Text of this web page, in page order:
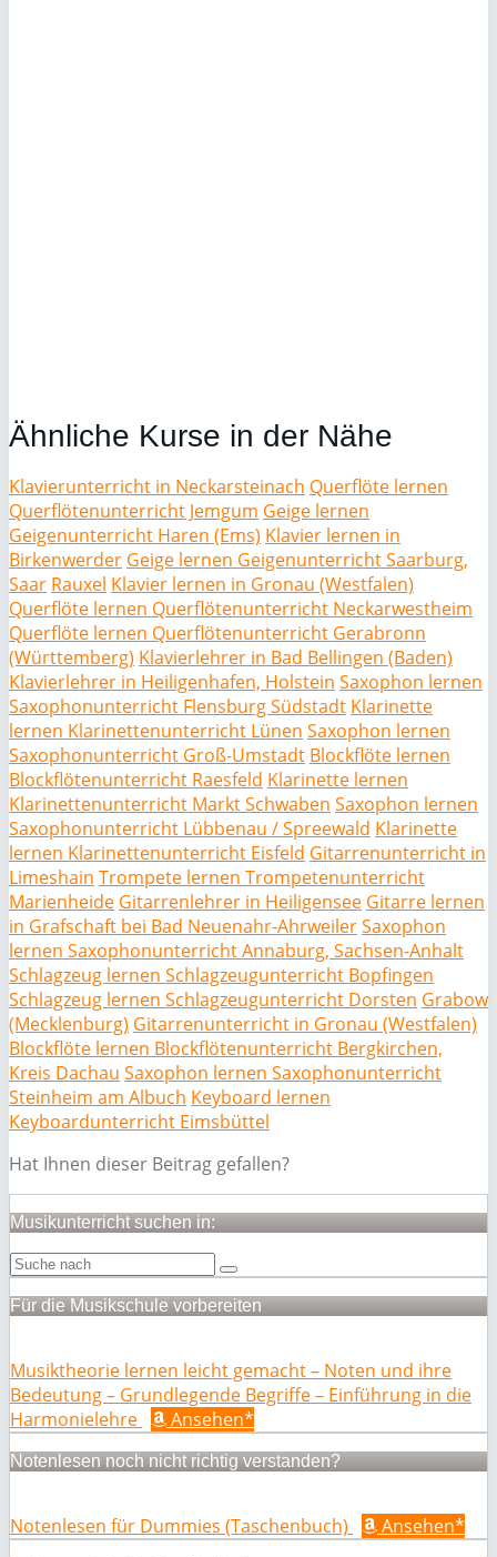
Ähnliche Kurse in der Nähe
Klavierunterricht in Neckarsteinach Querflöte lernen
Querflötenunterricht Jemgum Geige lernen
Geigenunterricht Haren (Ems) Klavier lernen in
Birkenwerder Geige lernen Geigenunterricht Saarburg,
Saar Rauxel Klavier lernen in Gronau (Westfalen)
Querflöte lernen Querflötenunterricht Neckarwestheim
Querflöte lernen Querflötenunterricht Gerabronn
(Württemberg) Klavierlehrer in Bad Bellingen (Baden)
Klavierlehrer in Heiligenhafen, Holstein Saxophon lernen
Saxophonunterricht Flensburg Südstadt Klarinette
lernen Klarinettenunterricht Lünen Saxophon lernen
Saxophonunterricht Groß-Umstadt Blockflöte lernen
Blockflötenunterricht Raesfeld Klarinette lernen
Klarinettenunterricht Markt Schwaben Saxophon lernen
Saxophonunterricht Lübbenau / Spreewald Klarinette
lernen Klarinettenunterricht Eisfeld Gitarrenunterricht in
Limeshain Trompete lernen Trompetenunterricht
Marienheide Gitarrenlehrer in Heiligensee Gitarre lernen
in Grafschaft bei Bad Neuenahr-AhrweilerSaxophon
lernen Saxophonunterricht Annaburg, Sachsen-Anhalt
Schlagzeug lernen Schlagzeugunterricht Bopfingen
Schlagzeug lernen Schlagzeugunterricht Dorsten Grabow
(Mecklenburg) Gitarrenunterricht in Gronau (Westfalen)
Blockflöte lernen Blockflötenunterricht Bergkirchen,
Kreis Dachau Saxophon lernen Saxophonunterricht
Steinheim am Albuch Keyboard lernen
Keyboardunterricht Eimsbüttel
Hat Ihnen dieser Beitrag gefallen?
Musikunterricht suchen in:
Für die Musikschule vorbereiten
Musiktheorie lernen leicht gemacht – Noten und ihre
Bedeutung – Grundlegende Begriffe – Einführung in die
Harmonielehre
Ansehen*
Notenlesen noch nicht richtig verstanden?
Notenlesen für Dummies (Taschenbuch) Ansehen*